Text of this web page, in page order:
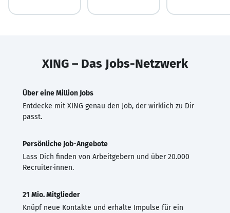
XING – Das Jobs-Netzwerk
Über eine Million Jobs
Entdecke mit XING genau den Job, der wirklich zu Dir
passt.
Persönliche Job-Angebote
Lass Dich finden von Arbeitgebern und über 20.000
Recruiter·innen.
21 Mio. Mitglieder
Knüpf neue Kontakte und erhalte Impulse für ein